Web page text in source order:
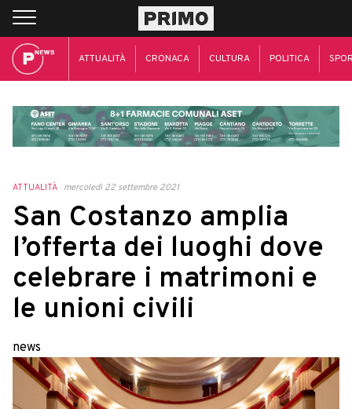
ATTUALITÀ CRONACA CULTURA POLITICA
ATTUALITÀ mercoledì 22 settembre 2021
San Costanzo amplia
l’offerta dei luoghi dove
celebrare i matrimoni e
le unioni civili
news